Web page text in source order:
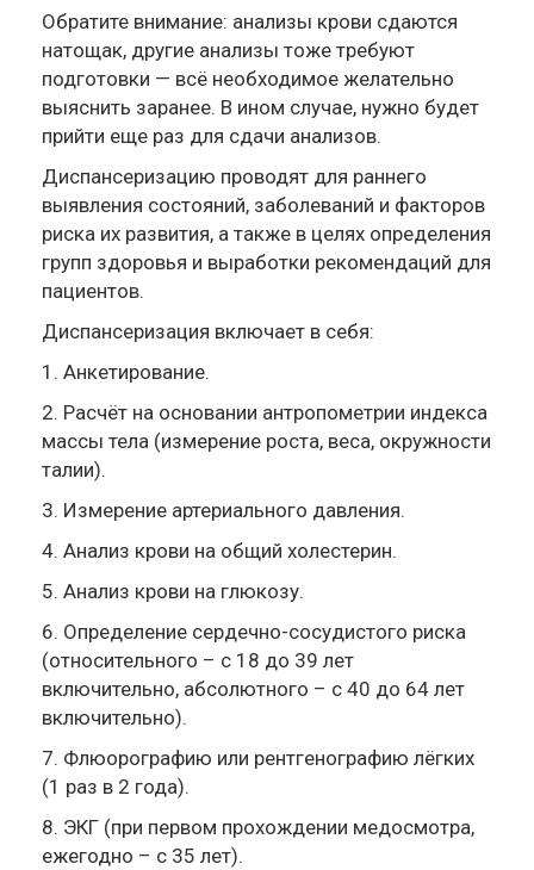
Обратите внимание: анализы крови сдаются
натощак, другие анализы тоже требуют
подготовки — всё необходимое желательно
выяснить заранее. В ином случае, нужно будет
прийти еще раз для сдачи анализов.
Диспансеризацию проводят для раннего
выявления состояний, заболеваний и факторов
риска их развития, а также в целях определения
групп здоровья и выработки рекомендаций для
пациентов.
Диспансеризация включает в себя:
1. Анкетирование.
2. Расчёт на основании антропометрии индекса
массы тела (измерение роста, веса, окружности
талии).
3. Измерение артериального давления.
4. Анализ крови на общий холестерин.
5. Анализ крови на глюкозу.
6. Определение сердечно-сосудистого риска
(относительного – с 18 до 39 лет
включительно, абсолютного – с 40 до 64 лет
включительно).
7. Флюорографию или рентгенографию лёгких
(1 раз в 2 года).
8. ЭКГ (при первом прохождении медосмотра,
ежегодно – с 35 лет).